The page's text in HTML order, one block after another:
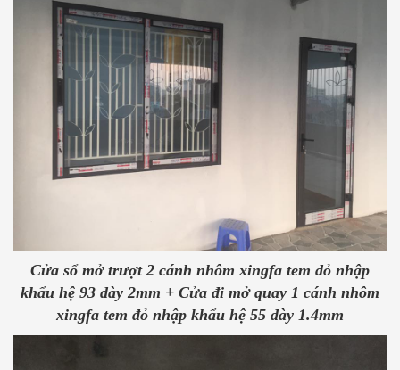
Cửa sổ mở trượt 2 cánh nhôm xingfa tem đỏ nhập
khẩu hệ 93 dày 2mm + Cửa đi mở quay 1 cánh nhôm
xingfa tem đỏ nhập khẩu hệ 55 dày 1.4mm